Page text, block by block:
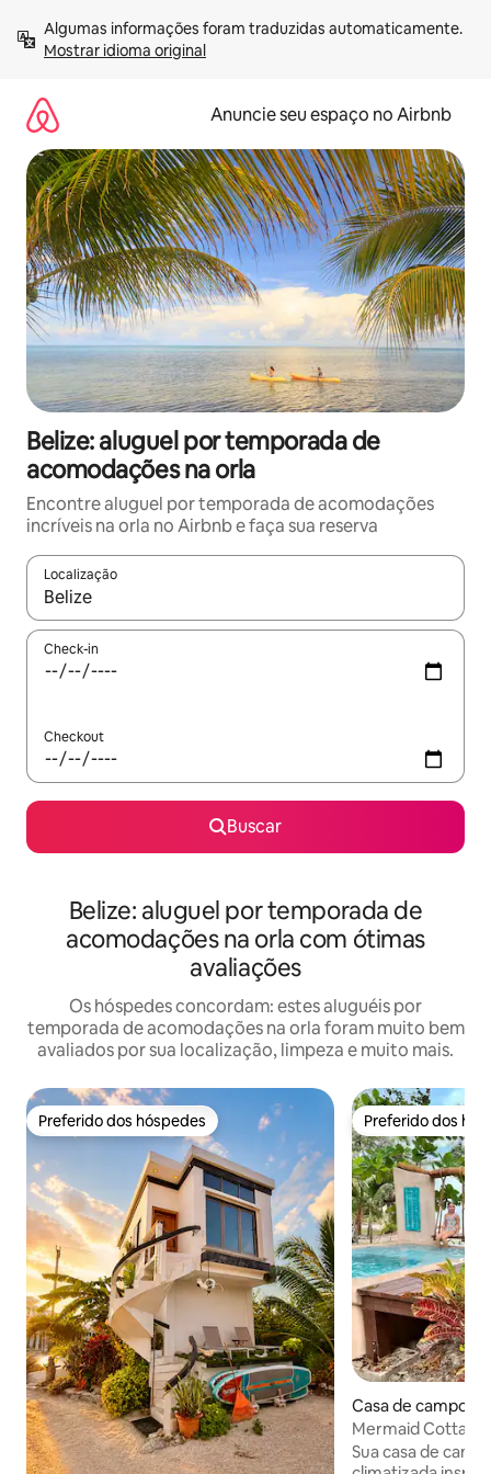
para
Mostrar idioma original
Anuncie seu espaço no Airbnb
Belize: aluguel por temporada de
acomodações na orla
Encontre aluguel por temporada de acomodações
incríveis na orla no Airbnb e faça sua reserva
Localização
Quando os resultados estiverem disponíveis, explore-os
Check-in
Checkout
Buscar
Belize: aluguel por temporada de
acomodações na orla com ótimas
avaliações
Os hóspedes concordam: estes aluguéis por
temporada de acomodações na orla foram muito bem
avaliados por sua localização, limpeza e muito mais.
Preferido dos hóspedes
Preferido dos hóspedes Preferido dos
Preferido dos
Casa de campo ⋅
Mermaid Cottage
Beach em
Sua casa de